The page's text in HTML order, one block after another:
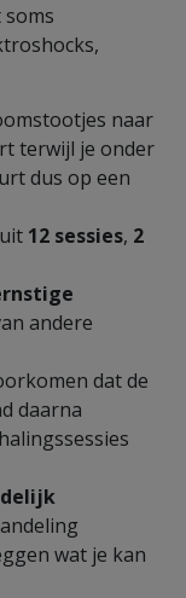
naar
terwijl je onder
dus op een
12 sessies, 2
andere
dat de
daarna
wat je kan